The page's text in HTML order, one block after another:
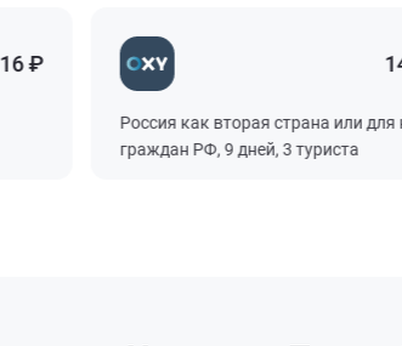
₽
Россия как вторая страна или для не
граждан РФ, 9 дней, 3 туриста